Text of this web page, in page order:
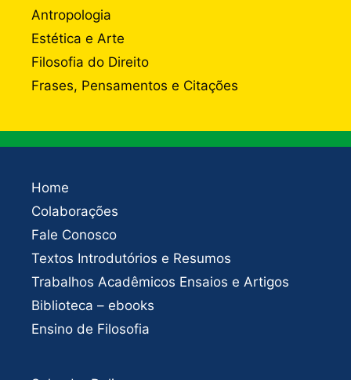
Antropologia
Estética e Arte
Filosofia do Direito
Frases, Pensamentos e Citações
Home
Colaborações
Fale Conosco
Textos Introdutórios e Resumos
Trabalhos Acadêmicos Ensaios e Artigos
Biblioteca – ebooks
Ensino de Filosofia